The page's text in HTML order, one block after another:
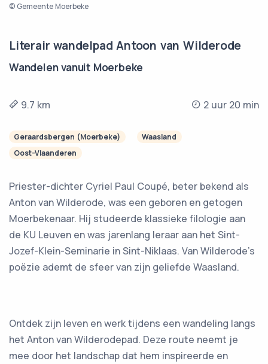
© Gemeente Moerbeke
Literair wandelpad Antoon van Wilderode
Wandelen vanuit Moerbeke
9.7 km 2 uur 20 min
Geraardsbergen (Moerbeke)
Waasland
Oost-Vlaanderen
Priester-dichter Cyriel Paul Coupé, beter bekend als
Anton van Wilderode, was een geboren en getogen
Moerbekenaar. Hij studeerde klassieke filologie aan
de KU Leuven en was jarenlang leraar aan het Sint-
Jozef-Klein-Seminarie in Sint-Niklaas. Van Wilderode's
poëzie ademt de sfeer van zijn geliefde Waasland.
Ontdek zijn leven en werk tijdens een wandeling langs
het Anton van Wilderodepad. Deze route neemt je
mee door het landschap dat hem inspireerde en